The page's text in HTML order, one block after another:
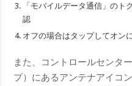
「モバイルデータ通信」の
認
オフの場合はタップしてオン
また、コントロールセンタ
プ）にあるアンテナアイコ